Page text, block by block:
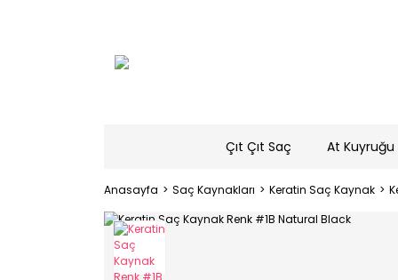
Çıt Çıt Saç At Kuyruğu
Anasayfa Saç Kaynakları Keratin Saç Kaynak